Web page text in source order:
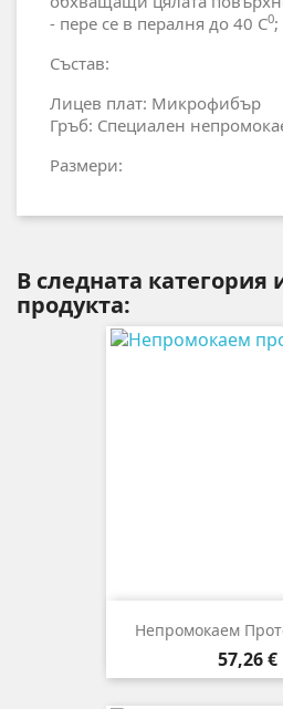
- пере се в пералня до 40 C0;
Състав:
Лицев плат: Mикрофибър
Гръб: Специален
Размери:
В следната
продукта:
Непромокаем
Цена
57,26 €